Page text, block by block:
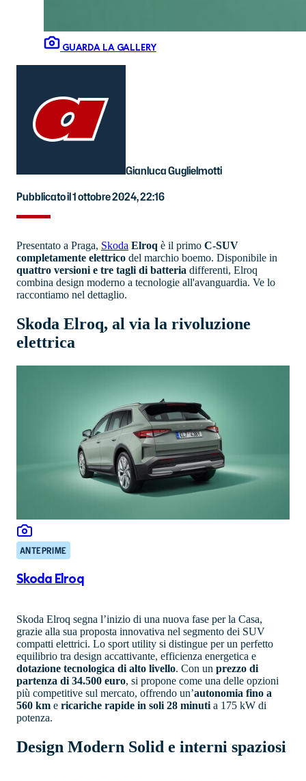
GUARDA LA GALLERY
Gianluca Guglielmotti
Pubblicato il 1 ottobre 2024, 22:16
Presentato a Praga, Skoda Elroq è il primo C-SUV
completamente elettrico del marchio boemo. Disponibile in
quattro versioni e tre tagli di batteria differenti, Elroq
combina design moderno a tecnologie all'avanguardia. Ve lo
raccontiamo nel dettaglio.
Skoda Elroq, al via la rivoluzione
elettrica
ANTEPRIME
Skoda Elroq
Skoda Elroq segna l’inizio di una nuova fase per la Casa,
grazie alla sua proposta innovativa nel segmento dei SUV
compatti elettrici. Lo sport utility si distingue per un perfetto
equilibrio tra design accattivante, efficienza energetica e
dotazione tecnologica di alto livello. Con un prezzo di
partenza di 34.500 euro, si propone come una delle opzioni
più competitive sul mercato, offrendo un’autonomia fino a
560 km e ricariche rapide in soli 28 minuti a 175 kW di
potenza.
Design Modern Solid e interni spaziosi